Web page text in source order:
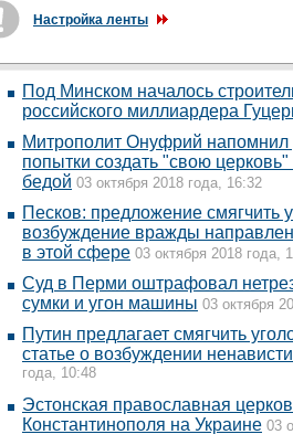
Настройка ленты
Под Минском началось
российского миллиардера
Митрополит Онуфрий напомнил
попытки создать "свою
бедой 03 октября 2018 года, 16:32
Песков: предложение смягчить
возбуждение вражды
в этой сфере 03 октября 2018 года,
Суд в Перми оштрафовал
сумки и угон машины 03 октября
Путин предлагает смягчить
статье о возбуждении
года, 10:48
Эстонская православная
Константинополя на Украине 03